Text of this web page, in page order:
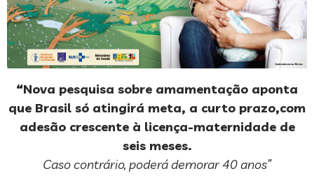
“Nova pesquisa sobre amamentação aponta
que Brasil só atingirá meta, a curto prazo,com
adesão crescente à licença-maternidade de
seis meses.
Caso contrário, poderá demorar 40 anos”